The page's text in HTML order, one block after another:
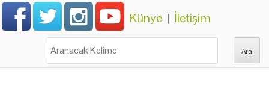
Künye | İletişim